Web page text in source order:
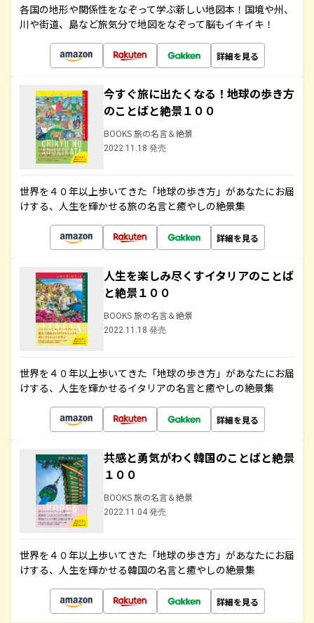
各国の地形や関係性をなぞって学ぶ新しい地図本！国境や州、
川や街道、島など旅気分で地図をなぞって脳もイキイキ！
詳細を見る
今すぐ旅に出たくなる！地球の歩き方
のことばと絶景１００
BOOKS 旅の名言＆絶景
2022.11.18 発売
世界を４０年以上歩いてきた「地球の歩き方」があなたにお届
けする、人生を輝かせる旅の名言と癒やしの絶景集
詳細を見る
人生を楽しみ尽くすイタリアのことば
と絶景１００
BOOKS 旅の名言＆絶景
2022.11.18 発売
世界を４０年以上歩いてきた「地球の歩き方」があなたにお届
けする、人生を輝かせるイタリアの名言と癒やしの絶景集
詳細を見る
共感と勇気がわく韓国のことばと絶景
１００
BOOKS 旅の名言＆絶景
2022.11.04 発売
世界を４０年以上歩いてきた「地球の歩き方」があなたにお届
けする、人生を輝かせる韓国の名言と癒やしの絶景集
詳細を見る